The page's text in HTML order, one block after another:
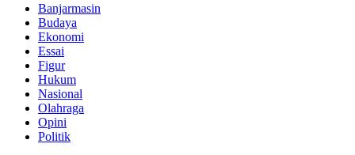
Banjarmasin
Budaya
Ekonomi
Essai
Figur
Hukum
Nasional
Olahraga
Opini
Politik